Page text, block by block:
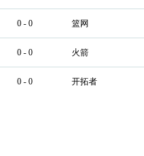
0 - 0 篮网
0 - 0 火箭
0 - 0 开拓者